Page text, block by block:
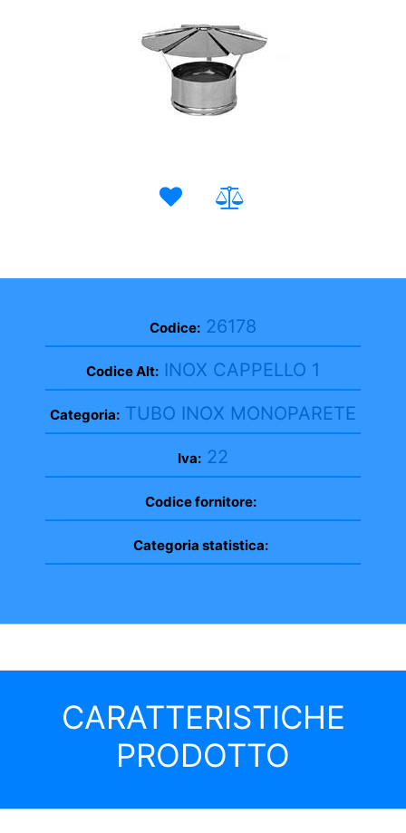
Codice: 26178
Codice Alt: INOX CAPPELLO 1
Categoria: TUBO INOX MONOPARETE
Iva: 22
Codice fornitore:
Categoria statistica:
CARATTERISTICHE
PRODOTTO